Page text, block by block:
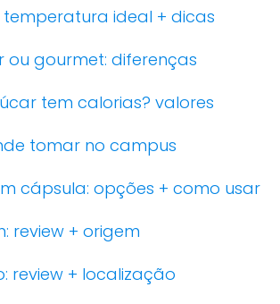
ideal + dicas
ou gourmet: diferenças
tem calorias? valores
tomar no campus
cápsula: opções + como usar
review + origem
review + localização